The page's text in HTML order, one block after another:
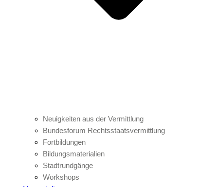
Neuigkeiten aus der Vermittlung
Bundesforum Rechtsstaatsvermittlung
Fortbildungen
Bildungsmaterialien
Stadtrundgänge
Workshops